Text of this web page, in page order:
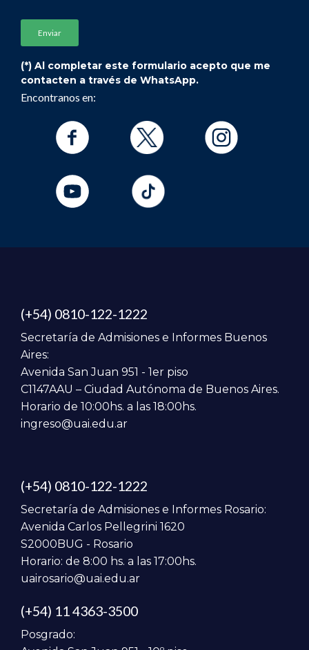
(*) Al completar este formulario acepto que me
contacten a través de WhatsApp.
Encontranos en:
(+54) 0810-122-1222
Secretaría de Admisiones e Informes Buenos
Aires:
Avenida San Juan 951 - 1er piso
C1147AAU – Ciudad Autónoma de Buenos Aires.
Horario de 10:00hs. a las 18:00hs.
ingreso@uai.edu.ar
(+54) 0810-122-1222
Secretaría de Admisiones e Informes Rosario:
Avenida Carlos Pellegrini 1620
S2000BUG - Rosario
Horario: de 8:00 hs. a las 17:00hs.
uairosario@uai.edu.ar
(+54) 11 4363-3500
Posgrado: